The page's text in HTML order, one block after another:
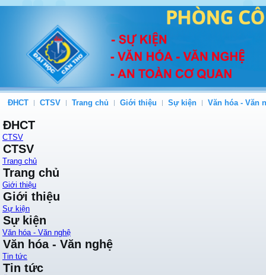
ĐHCT CTSV Trang chủ Giới thiệu Sự kiện Văn hóa - Văn
ĐHCT
CTSV
CTSV
Trang chủ
Trang chủ
Giới thiệu
Giới thiệu
Sự kiện
Sự kiện
Văn hóa - Văn nghệ
Văn hóa - Văn nghệ
Tin tức
Tin tức